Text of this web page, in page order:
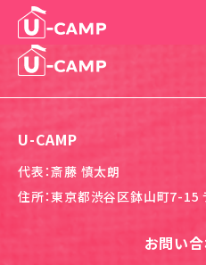
U-CAMP
代表：斎藤 慎太朗
住所：東京都渋谷区鉢山町7-15
お問い